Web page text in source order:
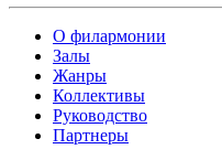
О филармонии
Залы
Жанры
Коллективы
Руководство
Партнеры